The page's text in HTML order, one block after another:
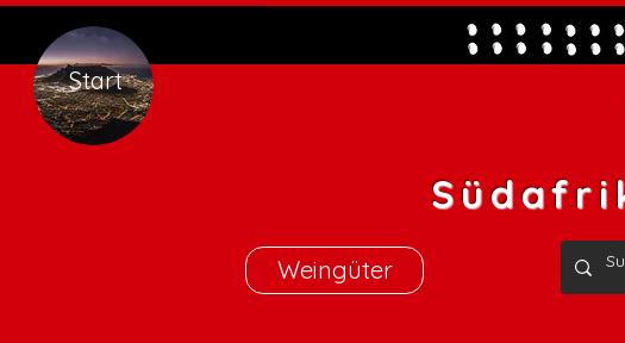
Start
Weingüter